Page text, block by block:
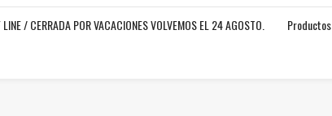
LINE / CERRADA POR VACACIONES VOLVEMOS EL 24 AGOSTO. Productos